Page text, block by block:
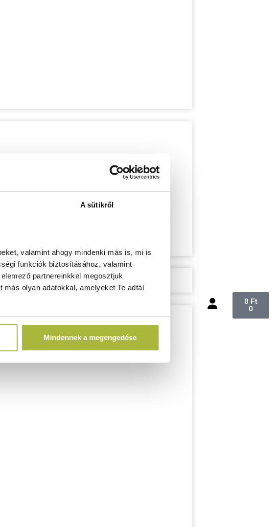
A sütikről
valamint ahogy mindenki más is, mi is
funkciók biztosításához, valamint
partnereinkkel megosztjuk
olyan adatokkal, amelyeket Te adtál
Mindennek a megengedése
0 Ft
0